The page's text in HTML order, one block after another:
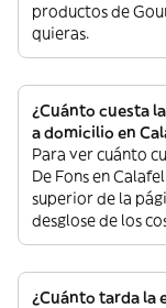
productos de
quieras.
¿Cuánto cuesta
a domicilio en
Para ver cuánto
De Fons en
superior de la
desglose de los
¿Cuánto tarda la